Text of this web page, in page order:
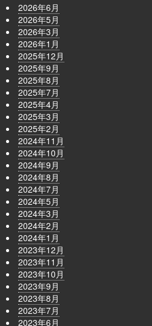
2026年6月
2026年5月
2026年3月
2026年1月
2025年12月
2025年9月
2025年8月
2025年7月
2025年4月
2025年3月
2025年2月
2024年11月
2024年10月
2024年9月
2024年8月
2024年7月
2024年5月
2024年3月
2024年2月
2024年1月
2023年12月
2023年11月
2023年10月
2023年9月
2023年8月
2023年7月
2023年6月